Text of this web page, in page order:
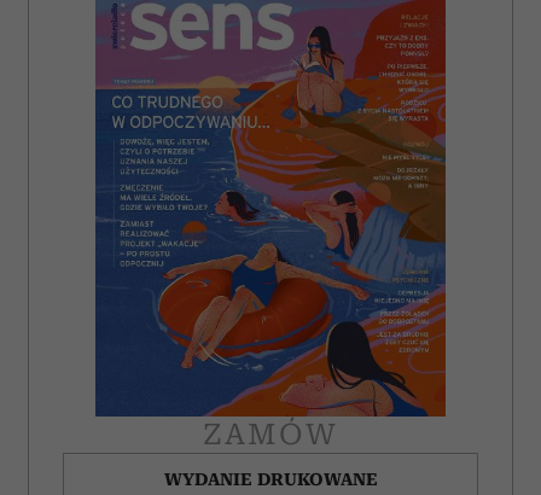
ZAMÓW
WYDANIE DRUKOWANE